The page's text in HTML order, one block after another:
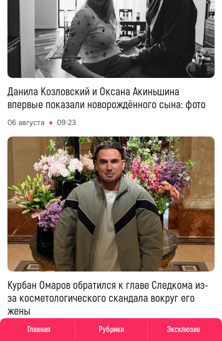
Главная Рубрики Эксклюзив
Данила Козловский и Оксана Акиньшина
впервые показали новорождённого сына: фото
06 августа 09:23
Курбан Омаров обратился к главе Следкома из-
за косметологического скандала вокруг его
жены
06 августа